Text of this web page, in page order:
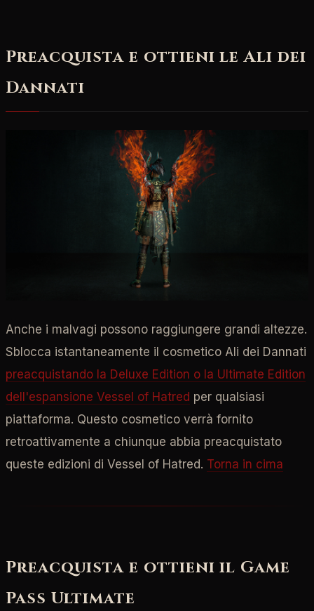
Preacquista e ottieni le Ali dei
Dannati
Anche i malvagi possono raggiungere grandi altezze.
Sblocca istantaneamente il cosmetico Ali dei Dannati
preacquistando la Deluxe Edition o la Ultimate Edition
dell'espansione Vessel of Hatred per qualsiasi
piattaforma. Questo cosmetico verrà fornito
retroattivamente a chiunque abbia preacquistato
queste edizioni di Vessel of Hatred. Torna in cima
Preacquista e ottieni il Game
Pass Ultimate